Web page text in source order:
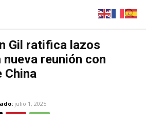
Gil ratifica lazos
reunión con
China
julio 1, 2025